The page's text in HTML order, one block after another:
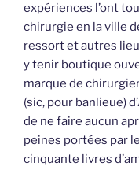
expériences l’ont
chirurgie en la ville
ressort et autres
y tenir boutique
marque de
(sic, pour banlieue)
de ne faire aucun
peines portées par
cinquante livres